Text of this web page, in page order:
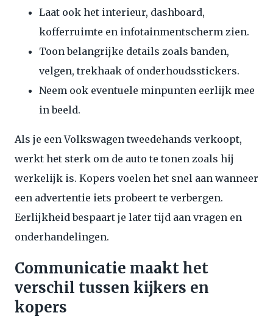
Laat ook het interieur, dashboard,
kofferruimte en infotainmentscherm zien.
Toon belangrijke details zoals banden,
velgen, trekhaak of onderhoudsstickers.
Neem ook eventuele minpunten eerlijk mee
in beeld.
Als je een Volkswagen tweedehands verkoopt,
werkt het sterk om de auto te tonen zoals hij
werkelijk is. Kopers voelen het snel aan wanneer
een advertentie iets probeert te verbergen.
Eerlijkheid bespaart je later tijd aan vragen en
onderhandelingen.
Communicatie maakt het
verschil tussen kijkers en
kopers